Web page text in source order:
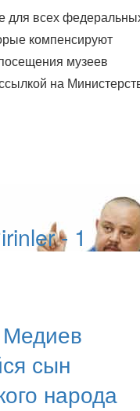
для всех
компенсируют
музеев
на
- 1
сын
народа